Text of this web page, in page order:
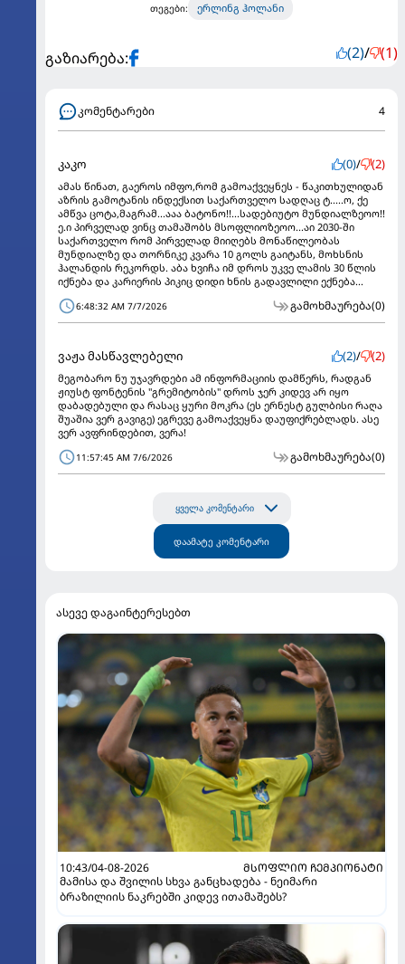
თეგები: ერლინგ ჰოლანი
გაზიარება: (2)/ (1)
კომენტარები 4
კაკო (0)/ (2)
ამას წინათ, გაეროს იმფო,რომ გამოაქვეყნეს - წაკითხულიდან
აზრის გამოტანის ინდექსით საქართველო სადღაც ტ.....ო, ქე
ამწვა ცოტა,მაგრამ...ააა ბატონო!!...სადებიუტო მუნდიალზეოო!!
ე.ი პირველად ვინც თამაშობს მსოფლიოზეოო...აი 2030-ში
საქართველო რომ პირველად მიიღებს მონაწილეობას
მუნდიალზე და თორნიკე კვარა 10 გოლს გაიტანს, მოხსნის
ჰალანდის რეკორდს. აბა ხვიჩა იმ დროს უკვე ლამის 30 წლის
იქნება და კარიერის პიკიც დიდი ხნის გადავლილი ექნება...
6:48:32 AM 7/7/2026 გამოხმაურება(0)
ვაჟა მასწავლებელი (2)/ (2)
მეგობარო ნუ უჯავრდები ამ ინფორმაციის დამწერს, რადგან
ჟიუსტ ფონტენის "გრემიტობის" დროს ჯერ კიდევ არ იყო
დაბადებული და რასაც ყური მოკრა (ეს ერნესტ გულბისი რაღა
შუაშია ვერ გავიგე) ეგრევე გამოაქვეყნა დაუფიქრებლადს. ასე
ვერ ავფრინდებით, ვერა!
11:57:45 AM 7/6/2026 გამოხმაურება(0)
ყველა კომენტარი
დაამატე კომენტარი
ასევე დაგაინტერესებთ
10:43/04-08-2026
ᲛᲡᲝᲤᲚᲘᲝ ᲩᲔᲛᲞᲘᲝᲜᲐᲢᲘ
მამისა და შვილის სხვა განცხადება - ნეიმარი
ბრაზილიის ნაკრებში კიდევ ითამაშებს?